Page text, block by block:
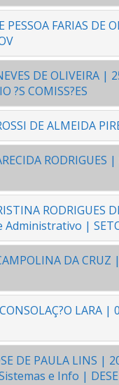
PESSOA FARIAS
DE OLIVEIRA
?S COMISS?ES
DE ALMEIDA
RODRIGUES
|
DA
DE PAULA LINS
e Info |